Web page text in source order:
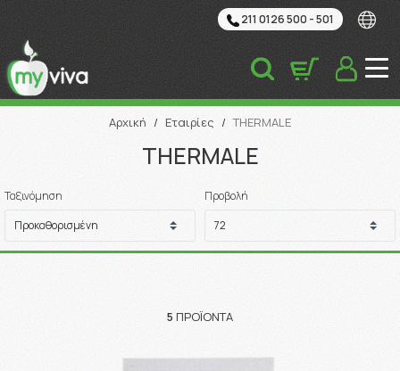
211 0126 500 - 501
Αναζήτηση
Αρχική / Εταιρίες / THERMALE
THERMALE
Ταξινόμηση Προβολή
5 ΠΡΟΪΌΝΤΑ